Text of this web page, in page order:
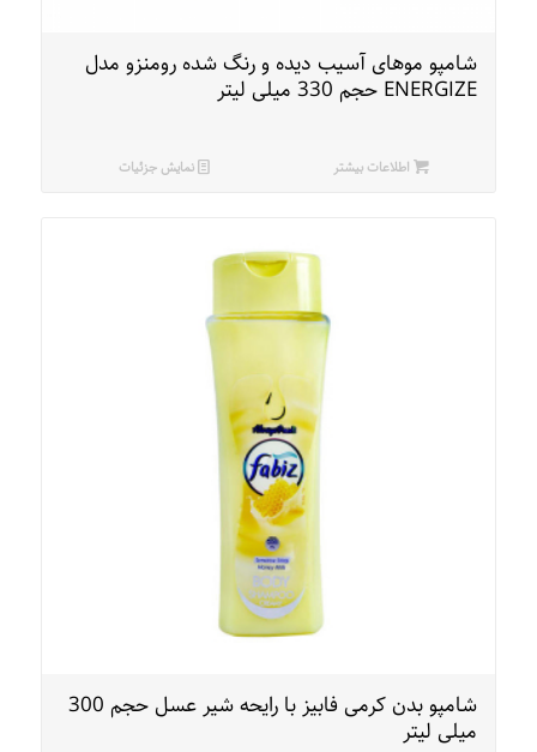
شامپو موهای آسیب دیده و رنگ شده رومنزو مدل
ENERGIZE حجم 330 میلی لیتر
اطلاعات بیشتر نمایش جزئیات
شامپو بدن کرمی فابیز با رایحه شیر عسل حجم 300
میلی لیتر